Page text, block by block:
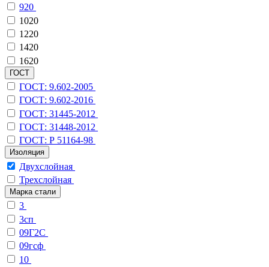
920
1020
1220
1420
1620
ГОСТ
ГОСТ: 9.602-2005
ГОСТ: 9.602-2016
ГОСТ: 31445-2012
ГОСТ: 31448-2012
ГОСТ: Р 51164-98
Изоляция
Двухслойная
Трехслойная
Марка стали
3
3сп
09Г2С
09гсф
10